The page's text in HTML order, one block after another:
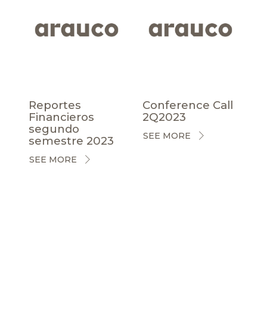
Reportes
Financieros
segundo
semestre 2023
SEE MORE
Conference Call
2Q2023
SEE MORE